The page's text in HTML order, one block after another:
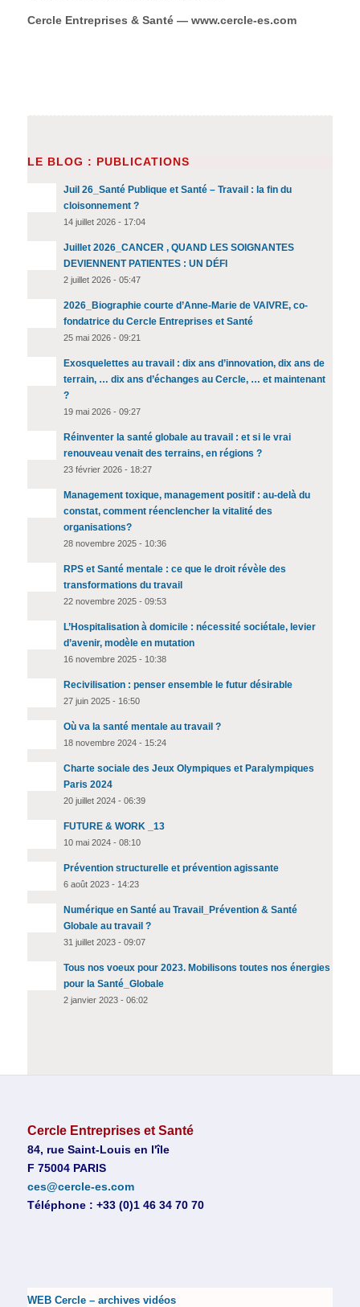
Cercle Entreprises & Santé — www.cercle-es.com
LE BLOG : PUBLICATIONS
Juil 26_Santé Publique et Santé – Travail : la fin du
cloisonnement ?
14 juillet 2026 - 17:04
Juillet 2026_CANCER , QUAND LES SOIGNANTES
DEVIENNENT PATIENTES : UN DÉFI
2 juillet 2026 - 05:47
2026_Biographie courte d’Anne-Marie de VAIVRE, co-
fondatrice du Cercle Entreprises et Santé
25 mai 2026 - 09:21
Exosquelettes au travail : dix ans d’innovation, dix ans de
terrain, … dix ans d’échanges au Cercle, … et maintenant
?
19 mai 2026 - 09:27
Réinventer la santé globale au travail : et si le vrai
renouveau venait des terrains, en régions ?
23 février 2026 - 18:27
Management toxique, management positif : au-delà du
constat, comment réenclencher la vitalité des
organisations?
28 novembre 2025 - 10:36
RPS et Santé mentale : ce que le droit révèle des
transformations du travail
22 novembre 2025 - 09:53
L’Hospitalisation à domicile : nécessité sociétale, levier
d’avenir, modèle en mutation
16 novembre 2025 - 10:38
Recivilisation : penser ensemble le futur désirable
27 juin 2025 - 16:50
Où va la santé mentale au travail ?
18 novembre 2024 - 15:24
Charte sociale des Jeux Olympiques et Paralympiques
Paris 2024
20 juillet 2024 - 06:39
FUTURE & WORK _13
10 mai 2024 - 08:10
Prévention structurelle et prévention agissante
6 août 2023 - 14:23
Numérique en Santé au Travail_Prévention & Santé
Globale au travail ?
31 juillet 2023 - 09:07
Tous nos voeux pour 2023. Mobilisons toutes nos énergies
pour la Santé_Globale
2 janvier 2023 - 06:02
Cercle Entreprises et Santé
84, rue Saint-Louis en l'île
F 75004 PARIS
ces@cercle-es.com
Téléphone : +33 (0)1 46 34 70 70
WEB Cercle – archives vidéos